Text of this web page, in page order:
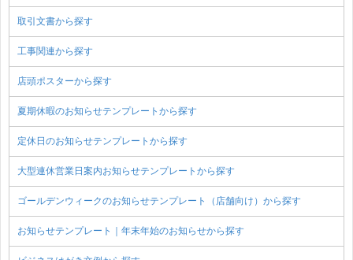
取引文書から探す
工事関連から探す
店頭ポスターから探す
夏期休暇のお知らせテンプレートから探す
定休日のお知らせテンプレートから探す
大型連休営業日案内お知らせテンプレートから探す
ゴールデンウィークのお知らせテンプレート（店舗向け）から探す
お知らせテンプレート｜年末年始のお知らせから探す